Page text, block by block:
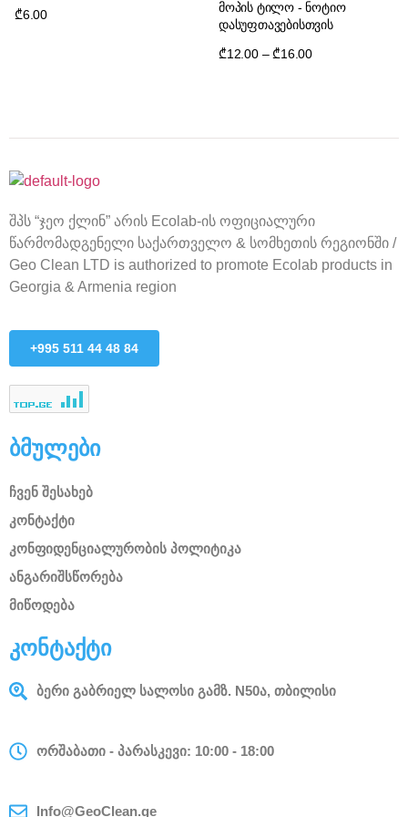
₾6.00
მოპის ტილო - ნოტიო
დასუფთავებისთვის
₾12.00 – ₾16.00
შპს “ჯეო ქლინ” არის Ecolab-ის ოფიციალური
წარმომადგენელი საქართველო & სომხეთის რეგიონში /
Geo Clean LTD is authorized to promote Ecolab products in
Georgia & Armenia region
+995 511 44 48 84
ბმულები
ჩვენ შესახებ
კონტაქტი
კონფიდენციალურობის პოლიტიკა
ანგარიშსწორება
მიწოდება
კონტაქტი
ბერი გაბრიელ სალოსი გამზ. N50ა, თბილისი
ორშაბათი - პარასკევი: 10:00 - 18:00
Info@GeoClean.ge